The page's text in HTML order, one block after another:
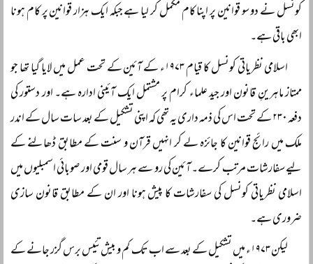
کونسل نے دو سو قوانین پر اپنا کام مکمل کر لیا ہے جبکہ ایک ہزار قوانین پر کام ہونا
ابھی باقی ہے۔
اسلامی نظریاتی کونسل کا قیام ۱۹۷۳ء کے آئین کے تحت عمل میں لایا گیا تھا جو
ممتاز ماہرینِ قانون اور جید علماء کرام پر مشتمل ایک آئینی ادارہ ہے۔ اور دستور کی
دفعہ ۲۳۰ کے تحت اس کی ذمہ داری یہ تھی کہ اپنی تشکیل کے بعد سات سال کے اندر
ملک میں رائج قوانین کا جائزہ لے کر انہیں قرآن و سنت کے مطابق ڈھالنے کے
لیے سفارشات مرتب کرے۔ آئین کی رو سے ہر سال قومی اور صوبائی اسمبلیوں میں
اسلامی نظریاتی کونسل کی سفارشات کا پیش ہونا اور ان کے مطابق قانون سازی
ضروری ہے۔
لیکن ۱۹۷۳ء میں تشکیل کے بعد سے اب تک کم و بیش تئیس برس گزر جانے کے